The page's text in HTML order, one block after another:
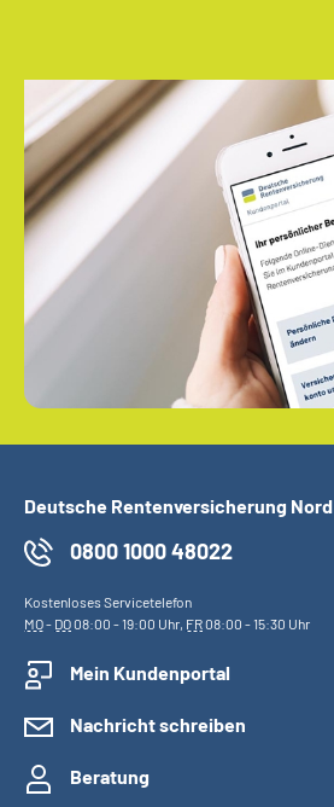
Deutsche Rentenversicherung Nord
0800 1000 48022
Kostenloses Servicetelefon
MO- DO08:00 - 19:00 Uhr, FR08:00 - 15:30 Uhr
Mein Kundenportal
Nachricht schreiben
Beratung